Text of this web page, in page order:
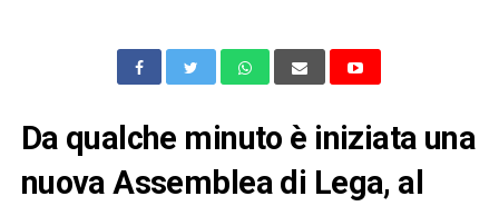
Da qualche minuto è iniziata una
nuova Assemblea di Lega, al